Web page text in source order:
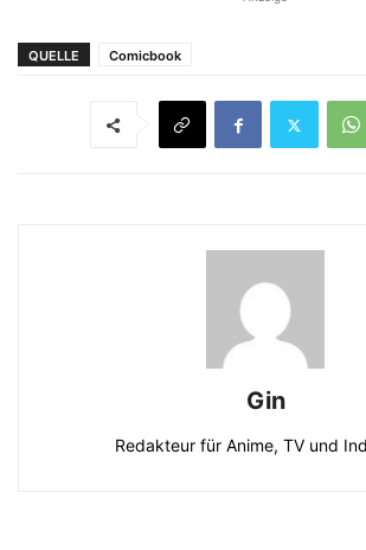
QUELLE Comicbook
Gin
Redakteur für Anime, TV und